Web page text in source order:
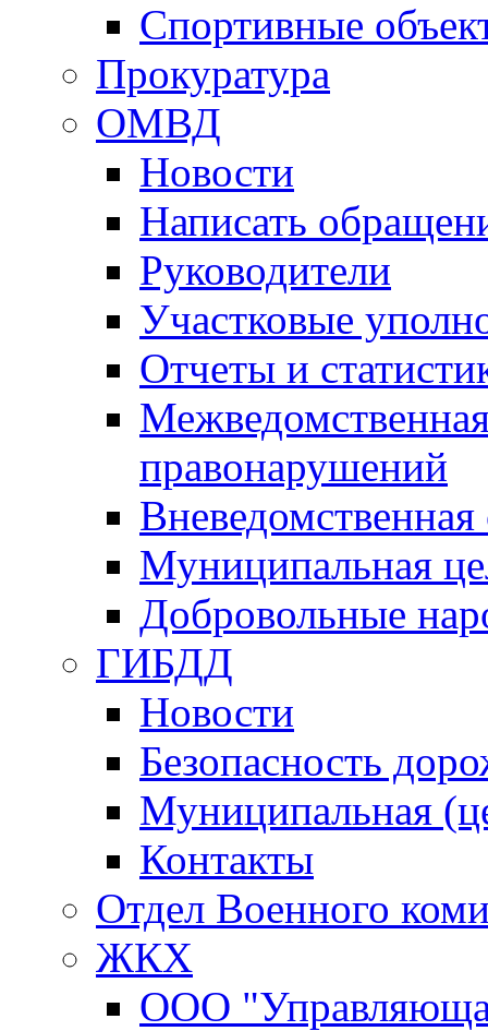
Спортивные
Прокуратура
ОМВД
Новости
Написать
Руководители
Участковые
Отчеты и
правонарушений
Вневедомственная
Муниципальная
Добровольные
ГИБДД
Новости
Безопасность
Муниципальная
Контакты
Отдел Военного
ЖКХ
ООО